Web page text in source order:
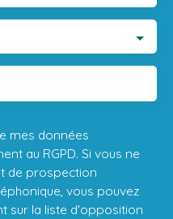
mes données
au RGPD. Si vous ne
de prospection
vous pouvez
sur la liste d'opposition